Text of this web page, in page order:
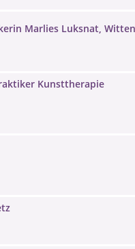
Marlies Luksnat,
Kunsttherapie